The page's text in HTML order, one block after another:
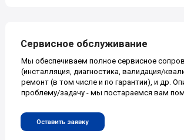
Лучшие условия